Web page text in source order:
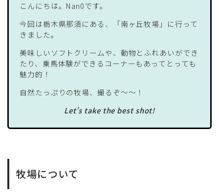
こんにちは。Nan0です。
今回は栃木県那須にある、「南ヶ丘牧場」に行って
きました。
美味しいソフトクリームや、動物とふれあいができ
たり、乗馬体験ができるコーナーもあってとっても
魅力的！
自然たっぷりの牧場、撮るぞ〜〜！
Let’s take the best shot!
牧場について